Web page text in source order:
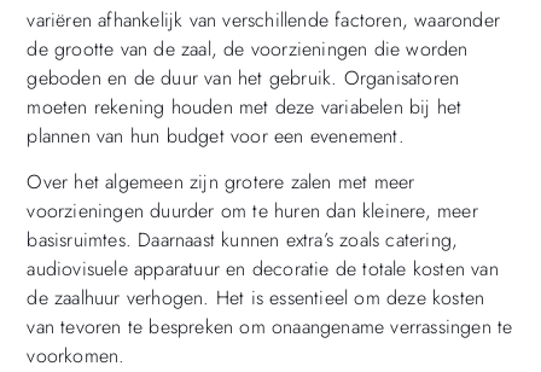
variëren afhankelijk van verschillende factoren, waaronder
de grootte van de zaal, de voorzieningen die worden
geboden en de duur van het gebruik. Organisatoren
moeten rekening houden met deze variabelen bij het
plannen van hun budget voor een evenement.
Over het algemeen zijn grotere zalen met meer
voorzieningen duurder om te huren dan kleinere, meer
basisruimtes. Daarnaast kunnen extra’s zoals catering,
audiovisuele apparatuur en decoratie de totale kosten van
de zaalhuur verhogen. Het is essentieel om deze kosten
van tevoren te bespreken om onaangename verrassingen te
voorkomen.